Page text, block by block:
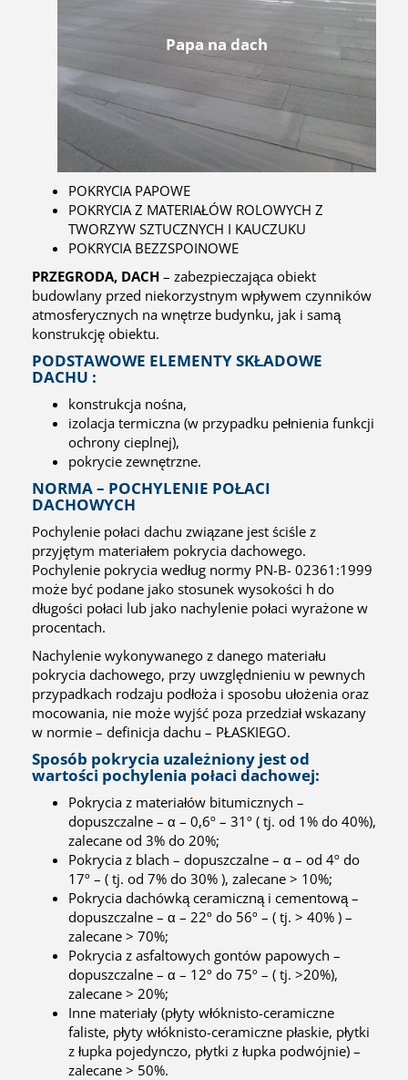
Papa na dach
POKRYCIA PAPOWE
POKRYCIA Z MATERIAŁÓW ROLOWYCH Z
TWORZYW SZTUCZNYCH I KAUCZUKU
POKRYCIA BEZZSPOINOWE
PRZEGRODA, DACH – zabezpieczająca obiekt
budowlany przed niekorzystnym wpływem czynników
atmosferycznych na wnętrze budynku, jak i samą
konstrukcję obiektu.
PODSTAWOWE ELEMENTY SKŁADOWE
DACHU :
konstrukcja nośna,
izolacja termiczna (w przypadku pełnienia funkcji
ochrony cieplnej),
pokrycie zewnętrzne.
NORMA – POCHYLENIE POŁACI
DACHOWYCH
Pochylenie połaci dachu związane jest ściśle z
przyjętym materiałem pokrycia dachowego.
Pochylenie pokrycia według normy PN-B- 02361:1999
może być podane jako stosunek wysokości h do
długości połaci lub jako nachylenie połaci wyrażone w
procentach.
Nachylenie wykonywanego z danego materiału
pokrycia dachowego, przy uwzględnieniu w pewnych
przypadkach rodzaju podłoża i sposobu ułożenia oraz
mocowania, nie może wyjść poza przedział wskazany
w normie – definicja dachu – PŁASKIEGO.
Sposób pokrycia uzależniony jest od
wartości pochylenia połaci dachowej:
Pokrycia z materiałów bitumicznych –
dopuszczalne – α – 0,6º – 31º ( tj. od 1% do 40%),
zalecane od 3% do 20%;
Pokrycia z blach – dopuszczalne – α – od 4º do
17º – ( tj. od 7% do 30% ), zalecane > 10%;
Pokrycia dachówką ceramiczną i cementową –
dopuszczalne – α – 22º do 56º – ( tj. > 40% ) –
zalecane > 70%;
Pokrycia z asfaltowych gontów papowych –
dopuszczalne – α – 12º do 75º – ( tj. >20%),
zalecane > 20%;
Inne materiały (płyty włóknisto-ceramiczne
faliste, płyty włóknisto-ceramiczne płaskie, płytki
z łupka pojedynczo, płytki z łupka podwójnie) –
zalecane > 50%.